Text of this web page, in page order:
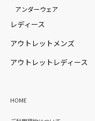
アンダーウェア
レディース
アウトレットメンズ
アウトレットレディース
HOME